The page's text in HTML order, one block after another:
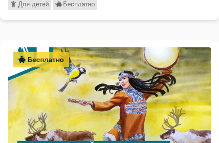
Для детей Бесплатно
Бесплатно